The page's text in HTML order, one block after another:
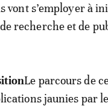
vont s’employer à
recherche et de
Le parcours de
jaunies par